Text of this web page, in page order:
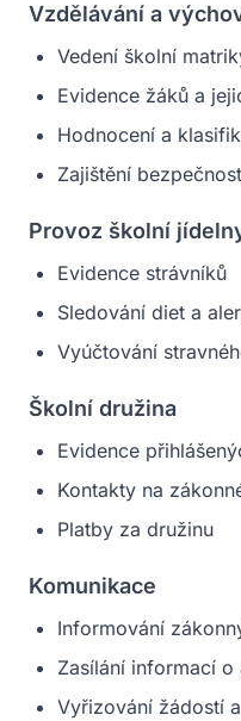
Vzdělávání a
Vedení školní
Evidence žáků a
Hodnocení a
Zajištění
Provoz školní
Evidence strávníků
Sledování diet a
Vyúčtování
Školní družina
Evidence
Kontakty na
Platby za družinu
Komunikace
Informování
Zasílání informací
Vyřizování žádostí